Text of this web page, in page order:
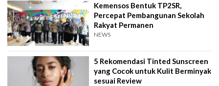
Kemensos Bentuk TP2SR,
Percepat Pembangunan Sekolah
Rakyat Permanen
NEWS
5 Rekomendasi Tinted Sunscreen
yang Cocok untuk Kulit Berminyak
sesuai Review